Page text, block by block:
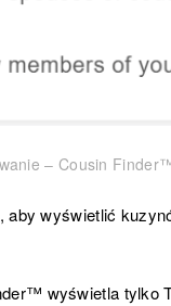
– Cousin
aby wyświetlić
wyświetla tylko